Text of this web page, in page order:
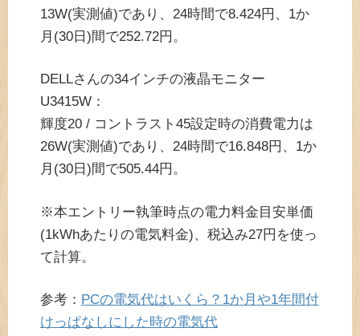
13W(実測値)であり、24時間で8.424円、1か
月(30日)間で252.72円。
DELLさんの34インチの液晶モニター
U3415W：
輝度20 / コントラスト45設定時の消費電力は
26W(実測値)であり、24時間で16.848円、1か
月(30日)間で505.44円。
※本エントリー執筆時点の電力料金目安単価
(1kWhあたりの電気料金)、税込み27円を使っ
て計算。
参考： PCの電気代はいくら？1か月や1年間付
けっぱなしにした時の電気代